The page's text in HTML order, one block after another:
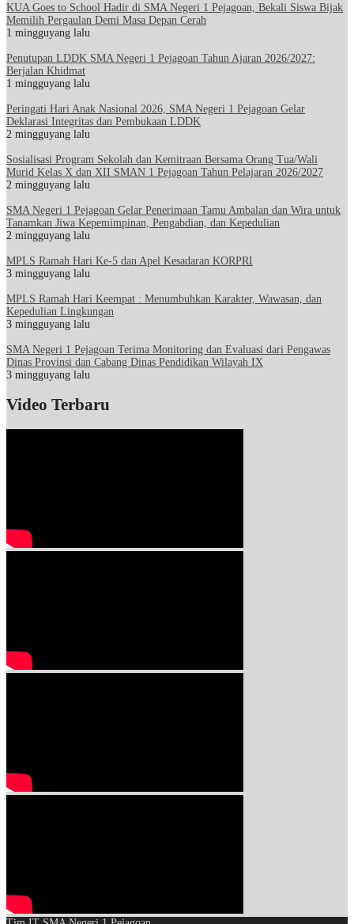
KUA Goes to School Hadir di SMA Negeri 1 Pejagoan, Bekali Siswa Bijak
Memilih Pergaulan Demi Masa Depan Cerah
1 mingguyang lalu
Penutupan LDDK SMA Negeri 1 Pejagoan Tahun Ajaran 2026/2027:
Berjalan Khidmat
1 mingguyang lalu
Peringati Hari Anak Nasional 2026, SMA Negeri 1 Pejagoan Gelar
Deklarasi Integritas dan Pembukaan LDDK
2 mingguyang lalu
Sosialisasi Program Sekolah dan Kemitraan Bersama Orang Tua/Wali
Murid Kelas X dan XII SMAN 1 Pejagoan Tahun Pelajaran 2026/2027
2 mingguyang lalu
SMA Negeri 1 Pejagoan Gelar Penerimaan Tamu Ambalan dan Wira untuk
Tanamkan Jiwa Kepemimpinan, Pengabdian, dan Kepedulian
2 mingguyang lalu
MPLS Ramah Hari Ke-5 dan Apel Kesadaran KORPRI
3 mingguyang lalu
MPLS Ramah Hari Keempat : Menumbuhkan Karakter, Wawasan, dan
Kepedulian Lingkungan
3 mingguyang lalu
SMA Negeri 1 Pejagoan Terima Monitoring dan Evaluasi dari Pengawas
Dinas Provinsi dan Cabang Dinas Pendidikan Wilayah IX
3 mingguyang lalu
Video Terbaru